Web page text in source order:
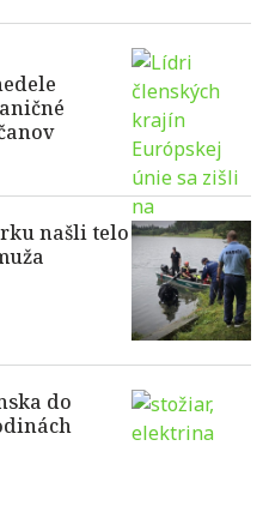
našli telo
do